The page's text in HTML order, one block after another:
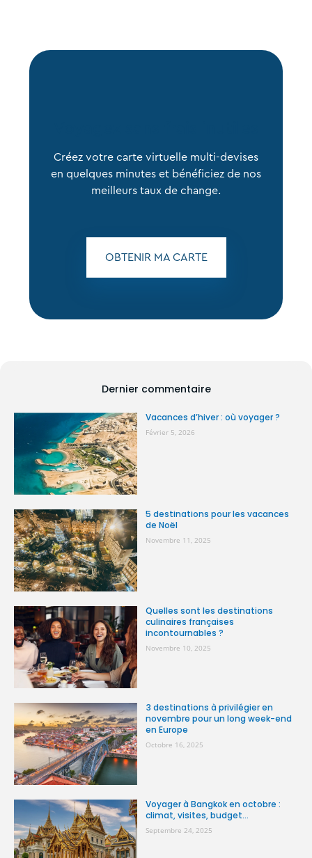
Créez votre carte virtuelle multi-devises
en quelques minutes et bénéficiez de nos
meilleurs taux de change.
OBTENIR MA CARTE
Dernier commentaire
Vacances d’hiver : où voyager ?
Février 5, 2026
5 destinations pour les vacances
de Noël
Novembre 11, 2025
Quelles sont les destinations
culinaires françaises
incontournables ?
Novembre 10, 2025
3 destinations à privilégier en
novembre pour un long week-end
en Europe
Octobre 16, 2025
Voyager à Bangkok en octobre :
climat, visites, budget...
Septembre 24, 2025